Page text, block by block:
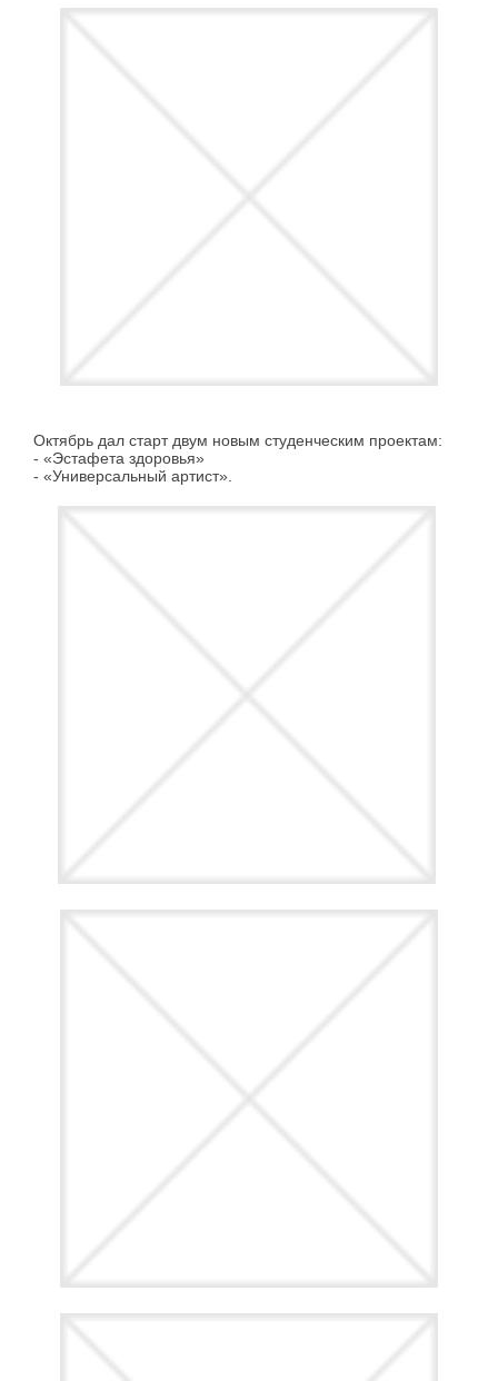
Октябрь дал старт двум новым студенческим проектам:
- «Эстафета здоровья»
- «Универсальный артист».